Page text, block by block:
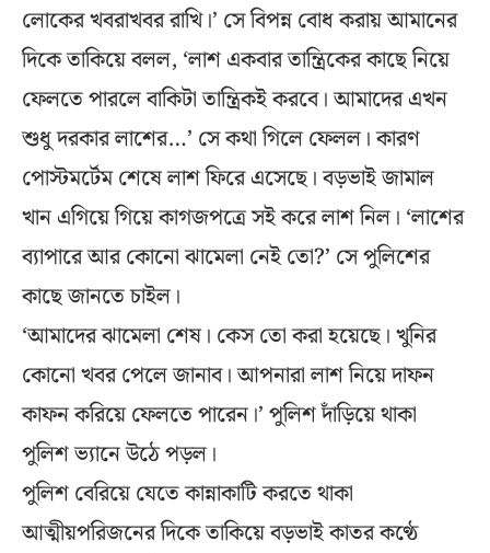
লোকের খবরাখবর রাখি।’ সে বিপন্ন বোধ করায় আমানের
দিকে তাকিয়ে বলল, ‘লাশ একবার তান্ত্রিকের কাছে নিয়ে
ফেলতে পারলে বাকিটা তান্ত্রিকই করবে। আমাদের এখন
শুধু দরকার লাশের…’ সে কথা গিলে ফেলল। কারণ
পোস্টমর্টেম শেষে লাশ ফিরে এসেছে। বড়ভাই জামাল
খান এগিয়ে গিয়ে কাগজপত্রে সই করে লাশ নিল। ‘লাশের
ব্যাপারে আর কোনো ঝামেলা নেই তো?’ সে পুলিশের
কাছে জানতে চাইল।
‘আমাদের ঝামেলা শেষ। কেস তো করা হয়েছে। খুনির
কোনো খবর পেলে জানাব। আপনারা লাশ নিয়ে দাফন
কাফন করিয়ে ফেলতে পারেন।’ পুলিশ দাঁড়িয়ে থাকা
পুলিশ ভ্যানে উঠে পড়ল।
পুলিশ বেরিয়ে যেতে কান্নাকাটি করতে থাকা
আত্মীয়পরিজনের দিকে তাকিয়ে বড়ভাই কাতর কণ্ঠে